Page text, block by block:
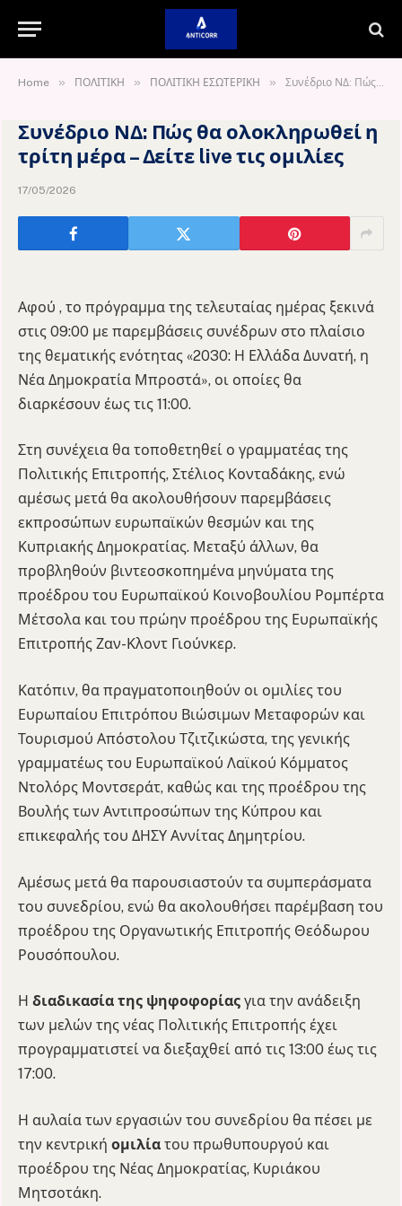
Home » ΠΟΛΙΤΙΚΗ » ΠΟΛΙΤΙΚΗ ΕΣΩΤΕΡΙΚΗ » Συνέδριο ΝΔ: Πώς θα ολοκληρωθεί η τρίτη μέρα – Δείτε live τις ομιλίες
Συνέδριο ΝΔ: Πώς θα ολοκληρωθεί η
τρίτη μέρα – Δείτε live τις ομιλίες
17/05/2026
Αφού , το πρόγραμμα της τελευταίας ημέρας ξεκινά
στις 09:00 με παρεμβάσεις συνέδρων στο πλαίσιο
της θεματικής ενότητας «2030: Η Ελλάδα Δυνατή, η
Νέα Δημοκρατία Μπροστά», οι οποίες θα
διαρκέσουν έως τις 11:00.
Στη συνέχεια θα τοποθετηθεί ο γραμματέας της
Πολιτικής Επιτροπής, Στέλιος Κονταδάκης, ενώ
αμέσως μετά θα ακολουθήσουν παρεμβάσεις
εκπροσώπων ευρωπαϊκών θεσμών και της
Κυπριακής Δημοκρατίας. Μεταξύ άλλων, θα
προβληθούν βιντεοσκοπημένα μηνύματα της
προέδρου του Ευρωπαϊκού Κοινοβουλίου Ρομπέρτα
Μέτσολα και του πρώην προέδρου της Ευρωπαϊκής
Επιτροπής Ζαν-Κλοντ Γιούνκερ.
Κατόπιν, θα πραγματοποιηθούν οι ομιλίες του
Ευρωπαίου Επιτρόπου Βιώσιμων Μεταφορών και
Τουρισμού Απόστολου Τζιτζικώστα, της γενικής
γραμματέως του Ευρωπαϊκού Λαϊκού Κόμματος
Ντολόρς Μοντσεράτ, καθώς και της προέδρου της
Βουλής των Αντιπροσώπων της Κύπρου και
επικεφαλής του ΔΗΣΥ Αννίτας Δημητρίου.
Αμέσως μετά θα παρουσιαστούν τα συμπεράσματα
του συνεδρίου, ενώ θα ακολουθήσει παρέμβαση του
προέδρου της Οργανωτικής Επιτροπής Θεόδωρου
Ρουσόπουλου.
Η διαδικασία της ψηφοφορίας για την ανάδειξη
των μελών της νέας Πολιτικής Επιτροπής έχει
προγραμματιστεί να διεξαχθεί από τις 13:00 έως τις
17:00.
Η αυλαία των εργασιών του συνεδρίου θα πέσει με
την κεντρική ομιλία του πρωθυπουργού και
προέδρου της Νέας Δημοκρατίας, Κυριάκου
Μητσοτάκη.